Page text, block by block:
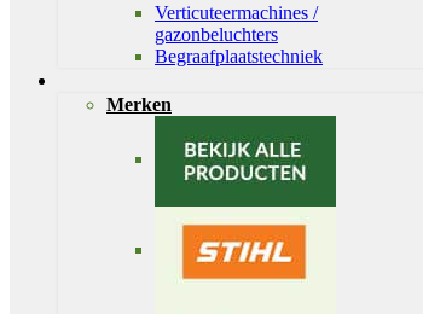
Verticuteermachines /
gazonbeluchters
Begraafplaatstechniek
Merken